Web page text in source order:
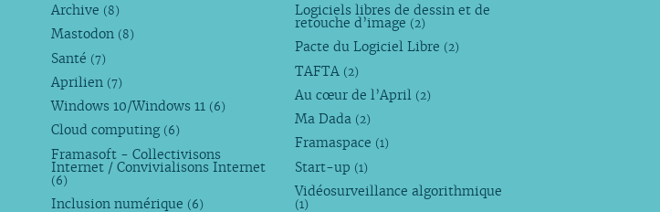
Archive (8)
Mastodon (8)
Santé (7)
Aprilien (7)
Windows 10/Windows 11 (6)
Cloud computing (6)
Framasoft - Collectivisons
Internet / Convivialisons Internet
(6)
Inclusion numérique (6)
Logiciels libres de dessin et de
retouche d’image (2)
Pacte du Logiciel Libre (2)
TAFTA (2)
Au cœur de l’April (2)
Ma Dada (2)
Framaspace (1)
Start-up (1)
Vidéosurveillance algorithmique
(1)